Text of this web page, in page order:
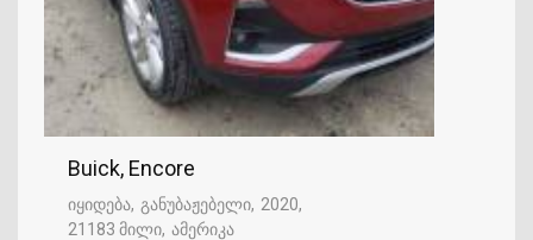
Buick, Encore
იყიდება განუბაჟებელი 2020
21183 მილი ამერიკა